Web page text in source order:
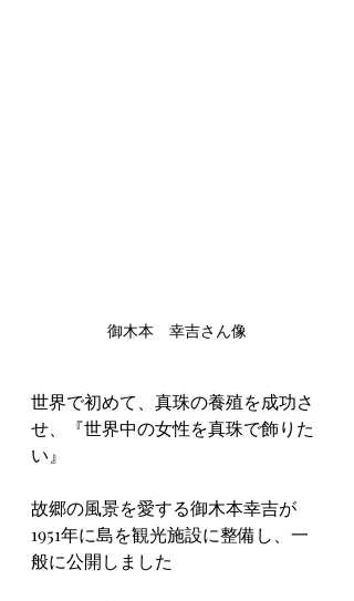
御木本　幸吉さん像
世界で初めて、真珠の養殖を成功さ
せ、『世界中の女性を真珠で飾りた
い』
故郷の風景を愛する御木本幸吉が
1951年に島を観光施設に整備し、一
般に公開しました